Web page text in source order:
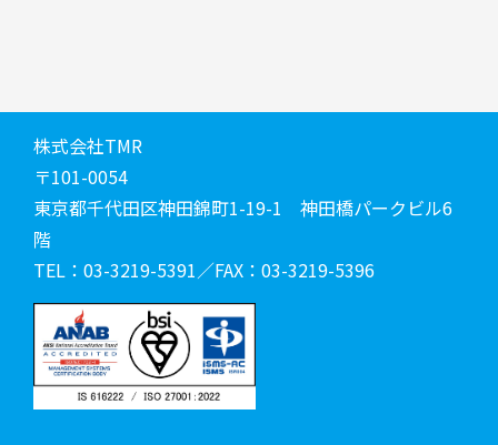
株式会社TMR
〒101-0054
東京都千代田区神田錦町1-19-1 神田橋パークビル6
階
TEL：03-3219-5391／FAX：03-3219-5396